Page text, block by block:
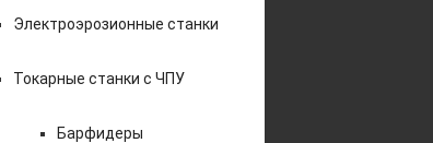
Электроэрозионные станки
Токарные станки с ЧПУ
Барфидеры